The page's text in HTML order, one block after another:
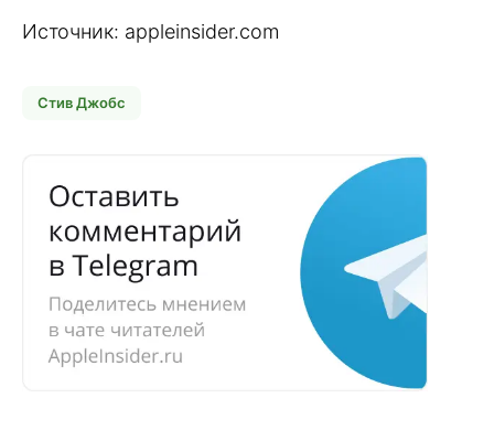
Источник: appleinsider.com
Стив Джобс